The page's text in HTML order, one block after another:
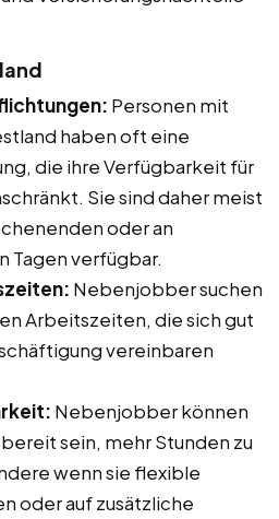
Personen mit
haben oft eine
die ihre Verfügbarkeit für
Sie sind daher meist
oder an
Tagen verfügbar.
Nebenjobber suchen
Arbeitszeiten, die sich gut
vereinbaren
Nebenjobber können
sein, mehr Stunden zu
wenn sie flexible
oder auf zusätzliche